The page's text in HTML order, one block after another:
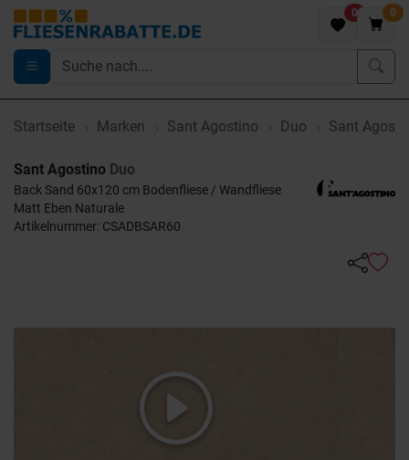
0 0
Startseite Marken Sant Agostino Duo Sant
Sant Agostino Duo
Back Sand 60x120 cm Bodenfliese / Wandfliese
Matt Eben Naturale
Artikelnummer: CSADBSAR60